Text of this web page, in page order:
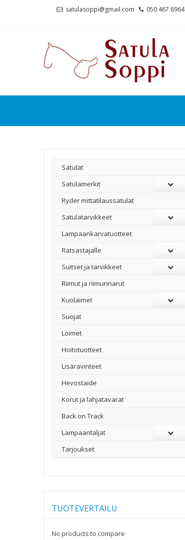
satulasoppi@gmail.com 050 467 8964
Satulat
Satulamerkit
Ryder mittatilaussatulat
Satulatarvikkeet
–
Lampaankarvatuotteet
Ratsastajalle
Suitset ja tarvikkeet
Riimut ja riimunnarut
Kuolaimet
Suojat
Loimet
Hoitotuotteet
Lisäravinteet
Hevostaide
Korut ja lahjatavarat
Back on Track
Lampaantaljat
Tarjoukset
TUOTEVERTAILU
No products to compare